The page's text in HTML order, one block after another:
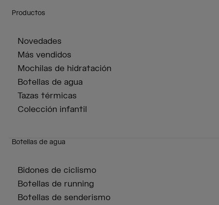
Productos
Novedades
Más vendidos
Mochilas de hidratación
Botellas de agua
Tazas térmicas
Colección infantil
Botellas de agua
Bidones de ciclismo
Botellas de running
Botellas de senderismo